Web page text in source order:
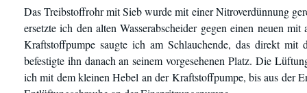
Das Treibstoffrohr mit Sieb wurde mit einer Nitroverdünnung
ersetzte ich den alten Wasserabscheider gegen einen neuen
Kraftstoffpumpe saugte ich am Schlauchende, das direkt
befestigte ihn danach an seinem vorgesehenen Platz. Die
ich mit dem kleinen Hebel an der Kraftstoffpumpe, bis aus der